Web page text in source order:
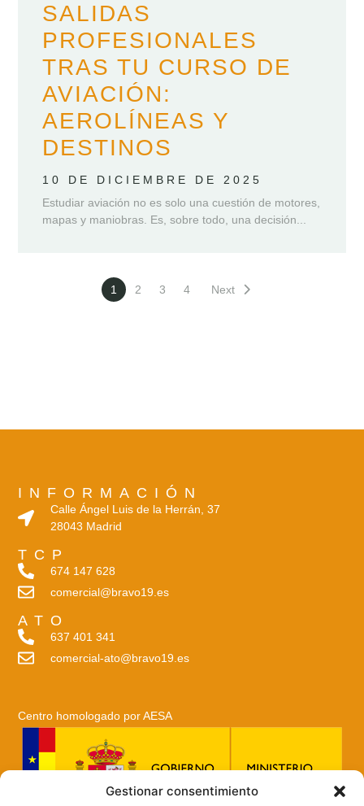
Gestionar consentimiento
SALIDAS
PROFESIONALES
TRAS TU CURSO DE
AVIACIÓN:
AEROLÍNEAS Y
DESTINOS
10 DE DICIEMBRE DE 2025
Estudiar aviación no es solo una cuestión de motores,
mapas y maniobras. Es, sobre todo, una decisión...
1 2 3 4 Next
INFORMACIÓN
Calle Ángel Luis de la Herrán, 37
28043 Madrid
TCP
674 147 628
comercial@bravo19.es
ATO
637 401 341
comercial-ato@bravo19.es
Centro homologado por AESA